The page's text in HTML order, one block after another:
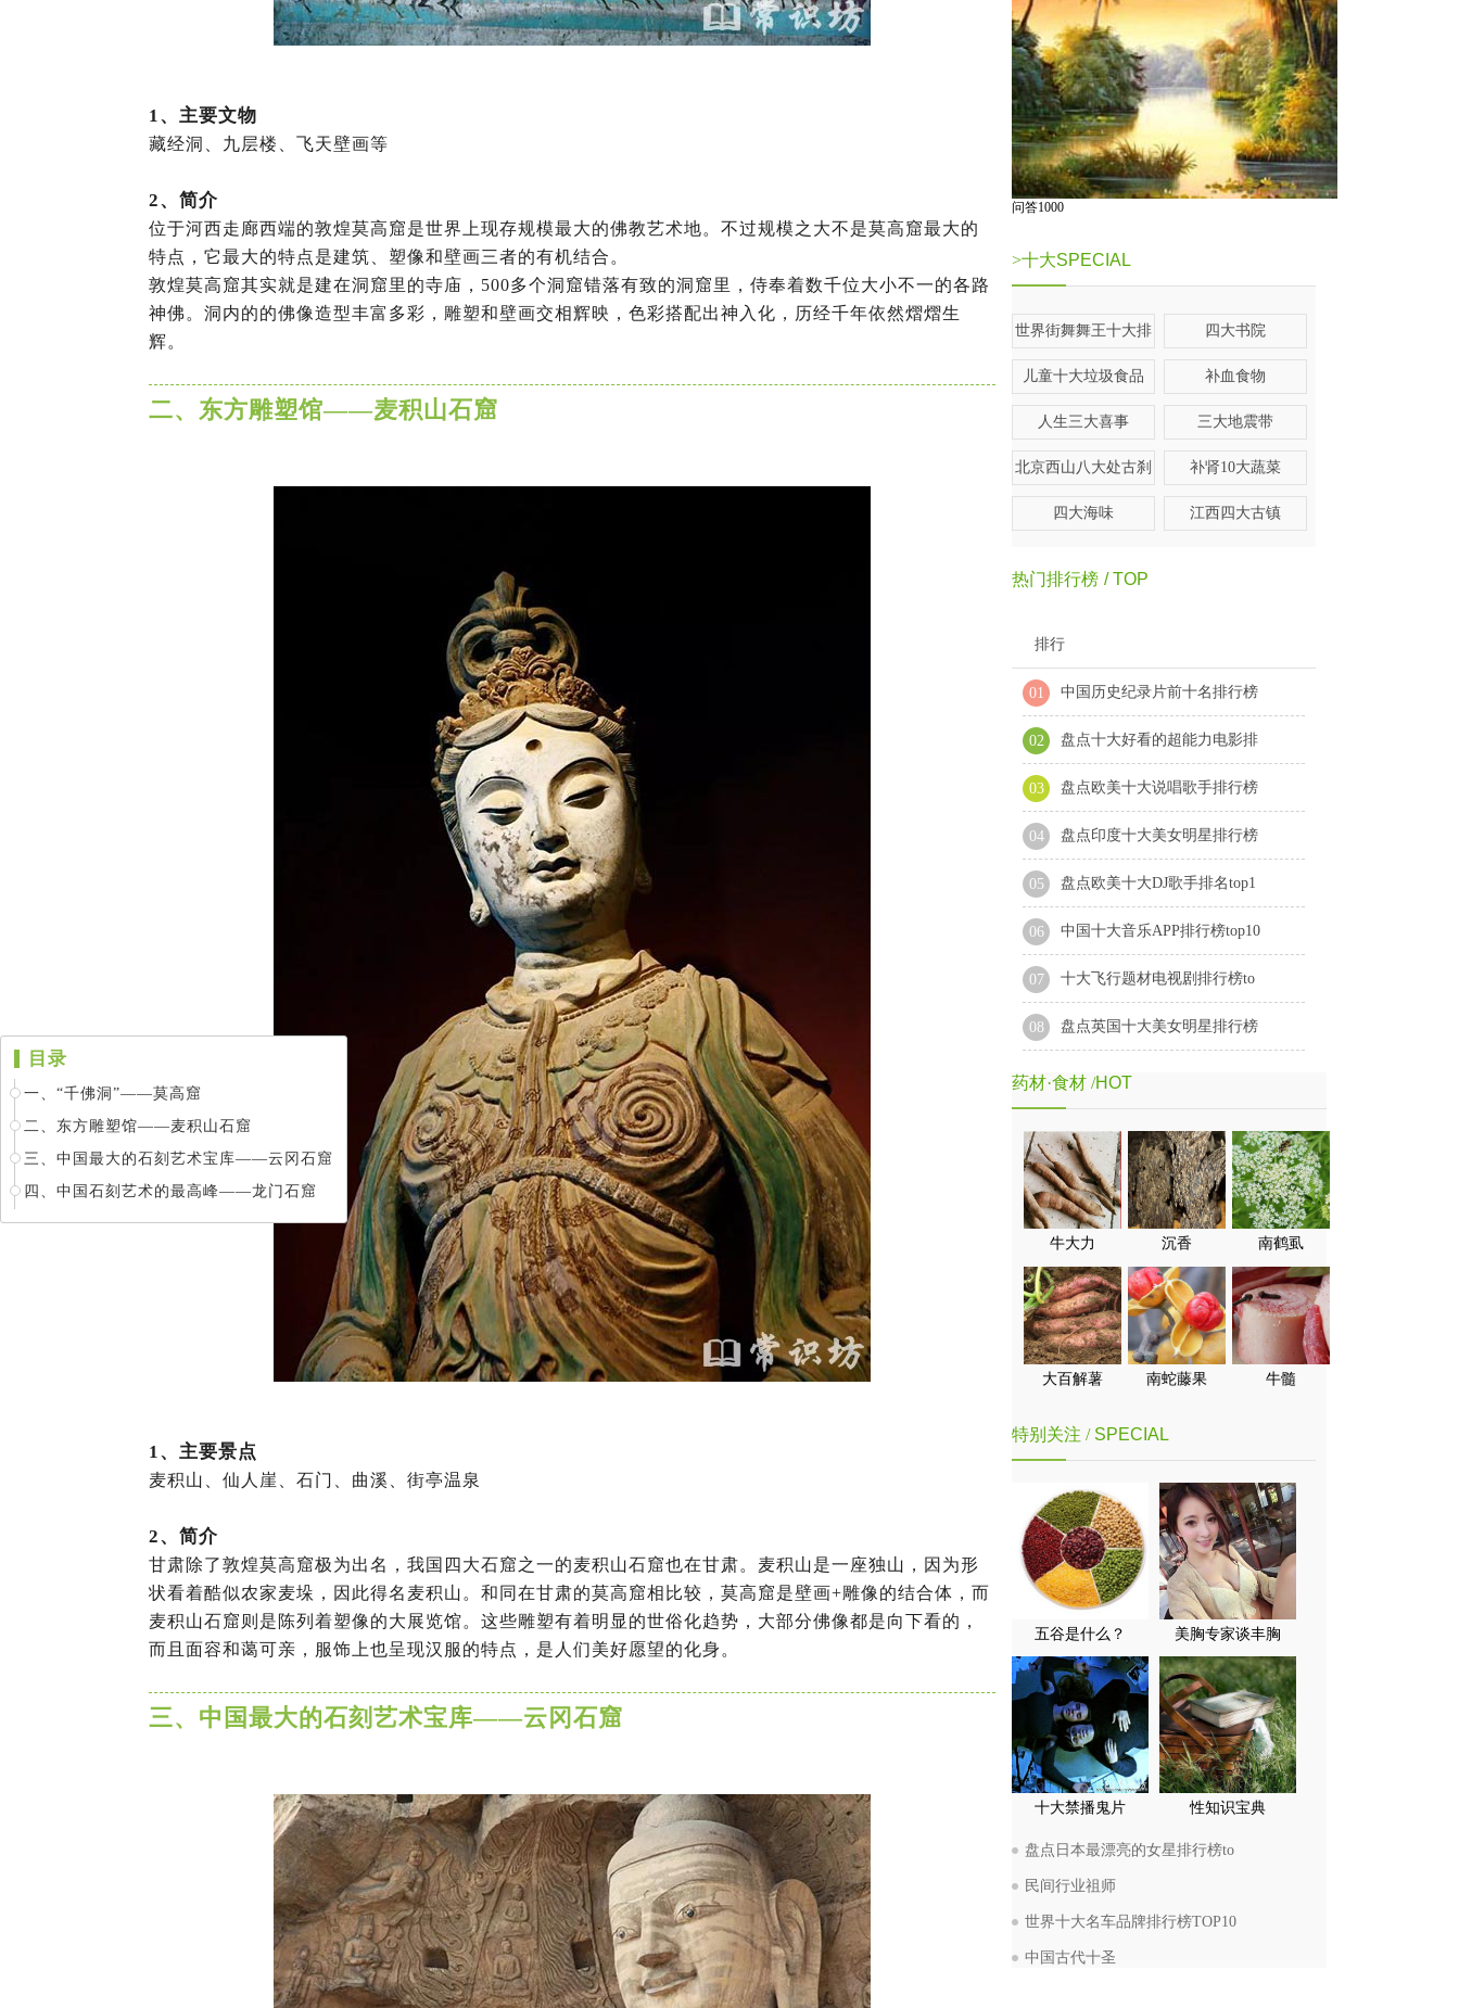
1、主要文物
藏经洞、九层楼、飞天壁画等
2、简介
位于河西走廊西端的敦煌莫高窟是世界上现存规模最大的佛教艺术地。不过规模之大不是莫高窟最大的
特点，它最大的特点是建筑、塑像和壁画三者的有机结合。
敦煌莫高窟其实就是建在洞窟里的寺庙，500多个洞窟错落有致的洞窟里，侍奉着数千位大小不一的各路
神佛。洞内的的佛像造型丰富多彩，雕塑和壁画交相辉映，色彩搭配出神入化，历经千年依然熠熠生
辉。
二、东方雕塑馆——麦积山石窟
1、 主要景点
麦积山、仙人崖、石门、曲溪、街亭温泉
2、简介
甘肃除了敦煌莫高窟极为出名，我国四大石窟之一的麦积山石窟也在甘肃。麦积山是一座独山，因为形
状看着酷似农家麦垛，因此得名麦积山。和同在甘肃的莫高窟相比较，莫高窟是壁画+雕像的结合体，而
麦积山石窟则是陈列着塑像的大展览馆。这些雕塑有着明显的世俗化趋势，大部分佛像都是向下看的，
而且面容和蔼可亲，服饰上也呈现汉服的特点，是人们美好愿望的化身。
三、中国最大的石刻艺术宝库——云冈石窟
目录
一、“千佛洞”——莫高窟
二、东方雕塑馆——麦积山石窟
三、中国最大的石刻艺术宝库——云冈石窟
四、中国石刻艺术的最高峰——龙门石窟
问答1000
>十大SPECIAL
世界街舞舞王十大排
四大书院
儿童十大垃圾食品 补血食物
人生三大喜事 三大地震带
北京西山八大处古刹 补肾10大蔬菜
四大海味 江西四大古镇
热门排行榜 / TOP
排行
01 中国历史纪录片前十名排行榜
02 盘点十大好看的超能力电影排
03 盘点欧美十大说唱歌手排行榜
04 盘点印度十大美女明星排行榜
05 盘点欧美十大DJ歌手排名top1
06 中国十大音乐APP排行榜top10
07 十大飞行题材电视剧排行榜to
08 盘点英国十大美女明星排行榜
药材·食材 /HOT
牛大力 沉香 南鹤虱
大百解薯 南蛇藤果 牛髓
特别关注 / SPECIAL
五谷是什么？ 美胸专家谈丰胸
十大禁播鬼片 性知识宝典
盘点日本最漂亮的女星排行榜to
民间行业祖师
世界十大名车品牌排行榜TOP10
中国古代十圣